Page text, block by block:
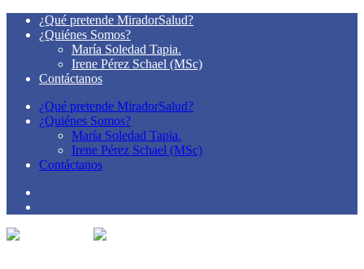
¿Qué pretende MiradorSalud?
¿Quiénes Somos?
María Soledad Tapia.
Irene Pérez Schael (MSc)
Contáctanos
¿Qué pretende MiradorSalud?
¿Quiénes Somos?
María Soledad Tapia.
Irene Pérez Schael (MSc)
Contáctanos